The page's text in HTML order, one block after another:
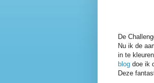
De
Nu ik de
in te
blog doe ik
Deze